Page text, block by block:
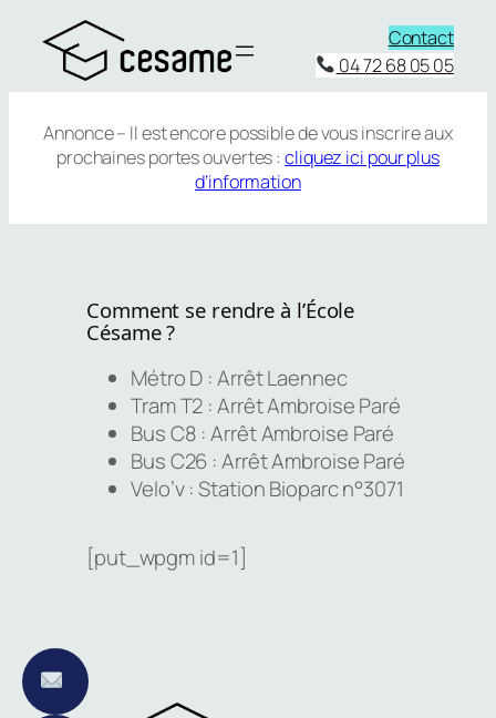
contenu
Contact
04 72 68 05 05
Annonce – Il est encore possible de vous inscrire aux
prochaines portes ouvertes :cliquez ici pour plus
d’information
Comment se rendre à l’École
Césame ?
Métro D : Arrêt Laennec
Tram T2 : Arrêt Ambroise Paré
Bus C8 : Arrêt Ambroise Paré
Bus C26 : Arrêt Ambroise Paré
Velo’v : Station Bioparc n°3071
[put_wpgm id=1]